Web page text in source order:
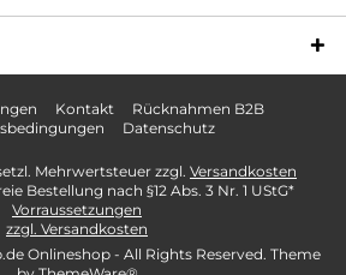
Kontakt
Rücknahmen B2B
Datenschutz
Mehrwertsteuer zzgl. Versandkosten
Bestellung nach §12 Abs. 3 Nr. 1 UStG*
Vorraussetzungen
zzgl. Versandkosten
Onlineshop - All Rights Reserved. Theme